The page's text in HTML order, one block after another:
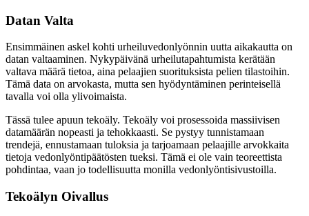
Datan Valta
Ensimmäinen askel kohti urheiluvedonlyönnin uutta aikakautta on
datan valtaaminen. Nykypäivänä urheilutapahtumista kerätään
valtava määrä tietoa, aina pelaajien suorituksista pelien tilastoihin.
Tämä data on arvokasta, mutta sen hyödyntäminen perinteisellä
tavalla voi olla ylivoimaista.
Tässä tulee apuun tekoäly. Tekoäly voi prosessoida massiivisen
datamäärän nopeasti ja tehokkaasti. Se pystyy tunnistamaan
trendejä, ennustamaan tuloksia ja tarjoamaan pelaajille arvokkaita
tietoja vedonlyöntipäätösten tueksi. Tämä ei ole vain teoreettista
pohdintaa, vaan jo todellisuutta monilla vedonlyöntisivustoilla.
Tekoälyn Oivallus